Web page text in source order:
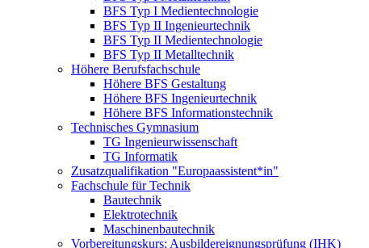
BFS Typ I Medientechnologie
BFS Typ II Ingenieurtechnik
BFS Typ II Medientechnologie
BFS Typ II Metalltechnik
Höhere Berufsfachschule
Höhere BFS Gestaltung
Höhere BFS Ingenieurtechnik
Höhere BFS Informationstechnik
Technisches Gymnasium
TG Ingenieurwissenschaft
TG Informatik
Zusatzqualifikation "Europaassistent*in"
Fachschule für Technik
Bautechnik
Elektrotechnik
Maschinenbautechnik
Vorbereitungskurs: Ausbildereignungsprüfung (IHK)